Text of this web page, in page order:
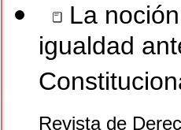
La
igualdad
Revista de